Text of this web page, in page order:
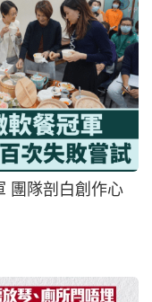
團隊剖白創作心